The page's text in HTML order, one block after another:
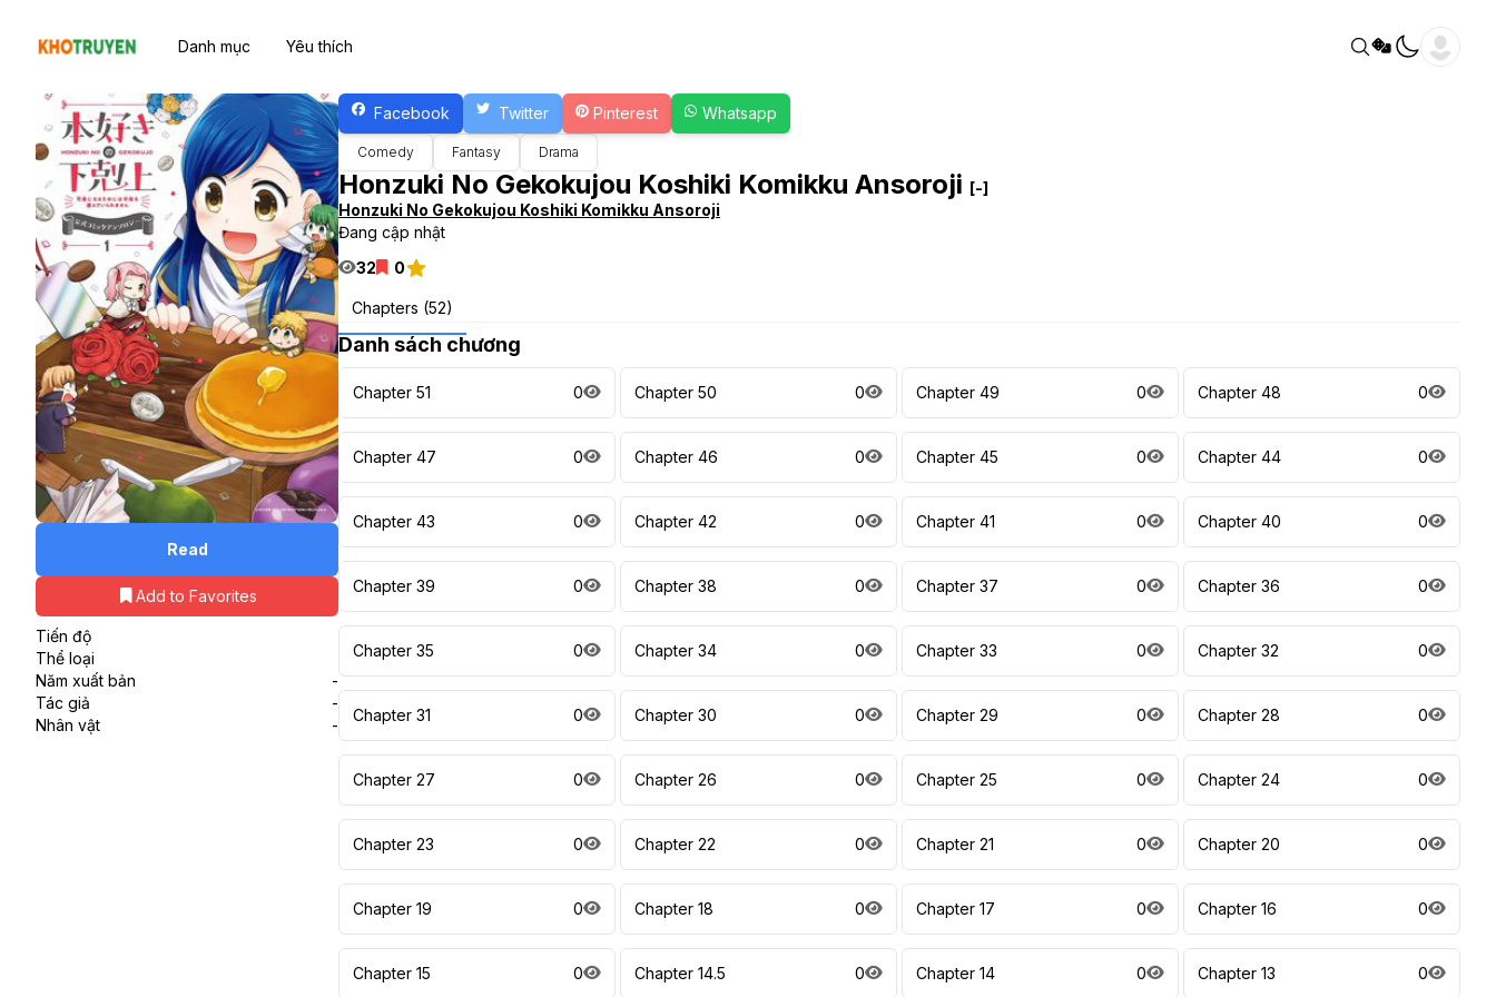
Danh mục Yêu thích
Read
Add to Favorites
Tiến độ
Thể loại
Năm xuất bản
-
Tác giả
-
Nhân vật
-
Facebook Twitter Pinterest Whatsapp
Comedy Fantasy Drama
Honzuki No Gekokujou Koshiki Komikku Ansoroji [-]
Honzuki No Gekokujou Koshiki Komikku Ansoroji
Đang cập nhật
32
0
Chapters (52)
Danh sách chương
Chapter 51 0 Chapter 50 0 Chapter 49 0 Chapter 48 0
Chapter 47 0 Chapter 46 0 Chapter 45 0 Chapter 44 0
Chapter 43 0 Chapter 42 0 Chapter 41 0 Chapter 40 0
Chapter 39 0 Chapter 38 0 Chapter 37 0 Chapter 36 0
Chapter 35 0 Chapter 34 0 Chapter 33 0 Chapter 32 0
Chapter 31 0 Chapter 30 0 Chapter 29 0 Chapter 28 0
Chapter 27 0 Chapter 26 0 Chapter 25 0 Chapter 24 0
Chapter 23 0 Chapter 22 0 Chapter 21 0 Chapter 20 0
Chapter 19 0 Chapter 18 0 Chapter 17 0 Chapter 16 0
Chapter 15 0 Chapter 14.5 0 Chapter 14 0 Chapter 13 0